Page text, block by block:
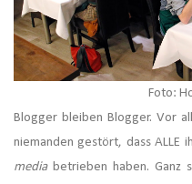
Foto:
Blogger bleiben Blogger. Vor
niemanden gestört, dass ALLE
mediabetrieben haben. Ganz